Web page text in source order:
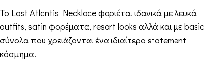
Το Lost Atlantis Necklace φοριέται ιδανικά με λευκά
outfits, satin φορέματα, resort looks αλλά και με basic
σύνολα που χρειάζονται ένα ιδιαίτερο statement
κόσμημα.